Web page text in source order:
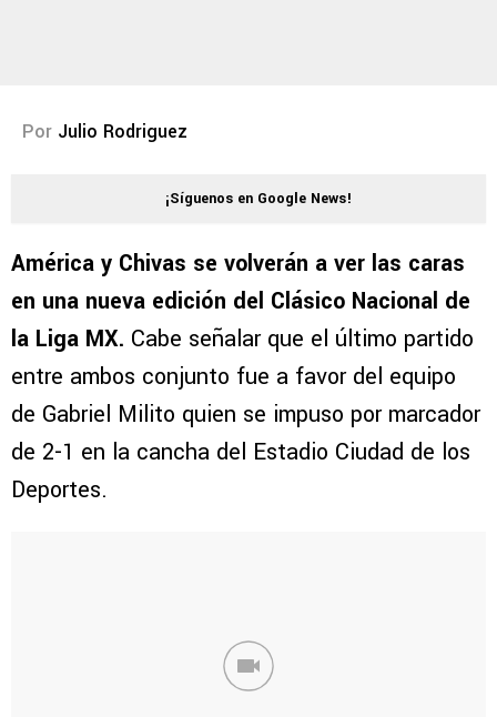
Por Julio Rodriguez
¡Síguenos en Google News!
América y Chivas se volverán a ver las caras
en una nueva edición del Clásico Nacional de
la Liga MX. Cabe señalar que el último partido
entre ambos conjunto fue a favor del equipo
de Gabriel Milito quien se impuso por marcador
de 2-1 en la cancha del Estadio Ciudad de los
Deportes.